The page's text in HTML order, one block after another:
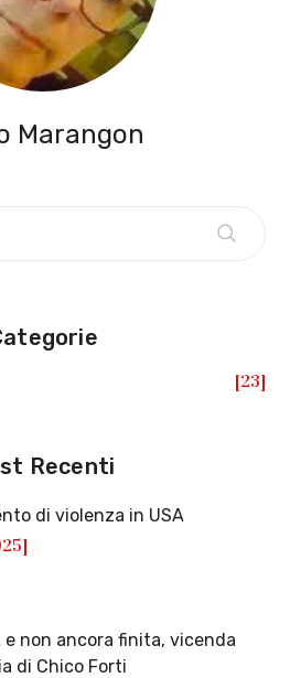
Marangon
23
Recenti
di violenza in USA
e non ancora finita, vicenda
di Chico Forti